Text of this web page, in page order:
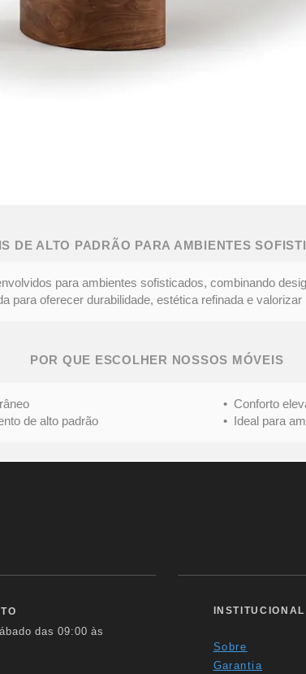
DE ALTO PADRÃO PARA AMBIENTES
para ambientes sofisticados, combinando
para oferecer durabilidade, estética refinada e
POR QUE ESCOLHER NOSSOS MÓVEIS
de alto padrão
• Conforto
• Ideal para
das09:00 às
INSTITUCIONAL
Sobre
Garantia